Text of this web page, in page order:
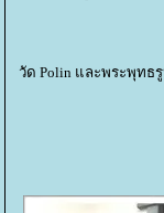
วัด Polin และพระพุทธ